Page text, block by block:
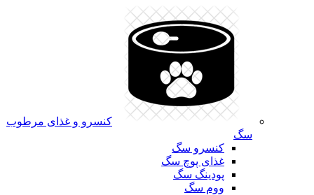
کنسرو و غذای مرطوب
سگ
کنسرو سگ
غذای پوچ سگ
پودینگ سگ
ووم سگ